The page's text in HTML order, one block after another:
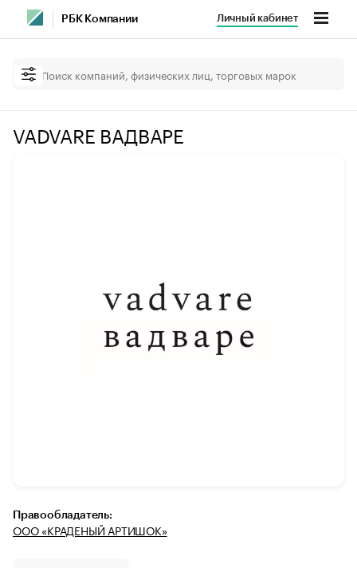
РБК Компании Личный кабинет
VADVARE ВАДВАРЕ
Правообладатель:
ООО «КРАДЕНЫЙ АРТИШОК»